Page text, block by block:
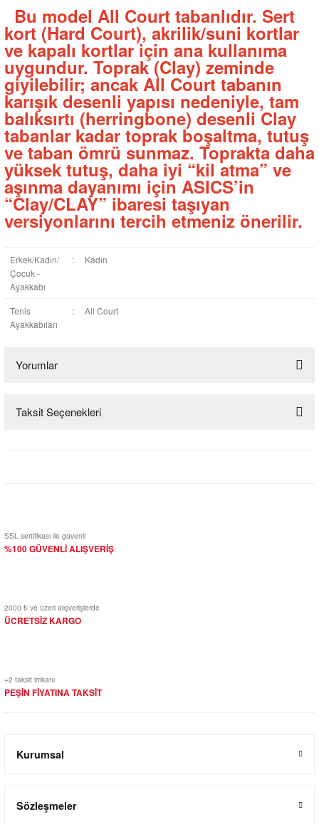
Bu model All Court tabanlıdır. Sert
kort (Hard Court), akrilik/suni kortlar
ve kapalı kortlar için ana kullanıma
uygundur. Toprak (Clay) zeminde
giyilebilir; ancak All Court tabanın
karışık desenli yapısı nedeniyle, tam
balıksırtı (herringbone) desenli Clay
tabanlar kadar toprak boşaltma, tutuş
ve taban ömrü sunmaz. Toprakta daha
yüksek tutuş, daha iyi “kil atma” ve
aşınma dayanımı için ASICS’in
“Clay/CLAY” ibaresi taşıyan
versiyonlarını tercih etmeniz önerilir.
Erkek/Kadın/
Çocuk -
Ayakkabı
: Kadın
Tenis
Ayakkabıları
: All Court
Yorumlar
Bu ürüne ilk yorumu siz yapın!
Taksit Seçenekleri
SSL sertifikası ile güvenli
%100 GÜVENLİ ALIŞVERİŞ
2000 ₺ ve üzeri alışverişlerde
ÜCRETSİZ KARGO
+2 taksit imkanı
PEŞİN FİYATINA TAKSİT
Kurumsal
Sözleşmeler